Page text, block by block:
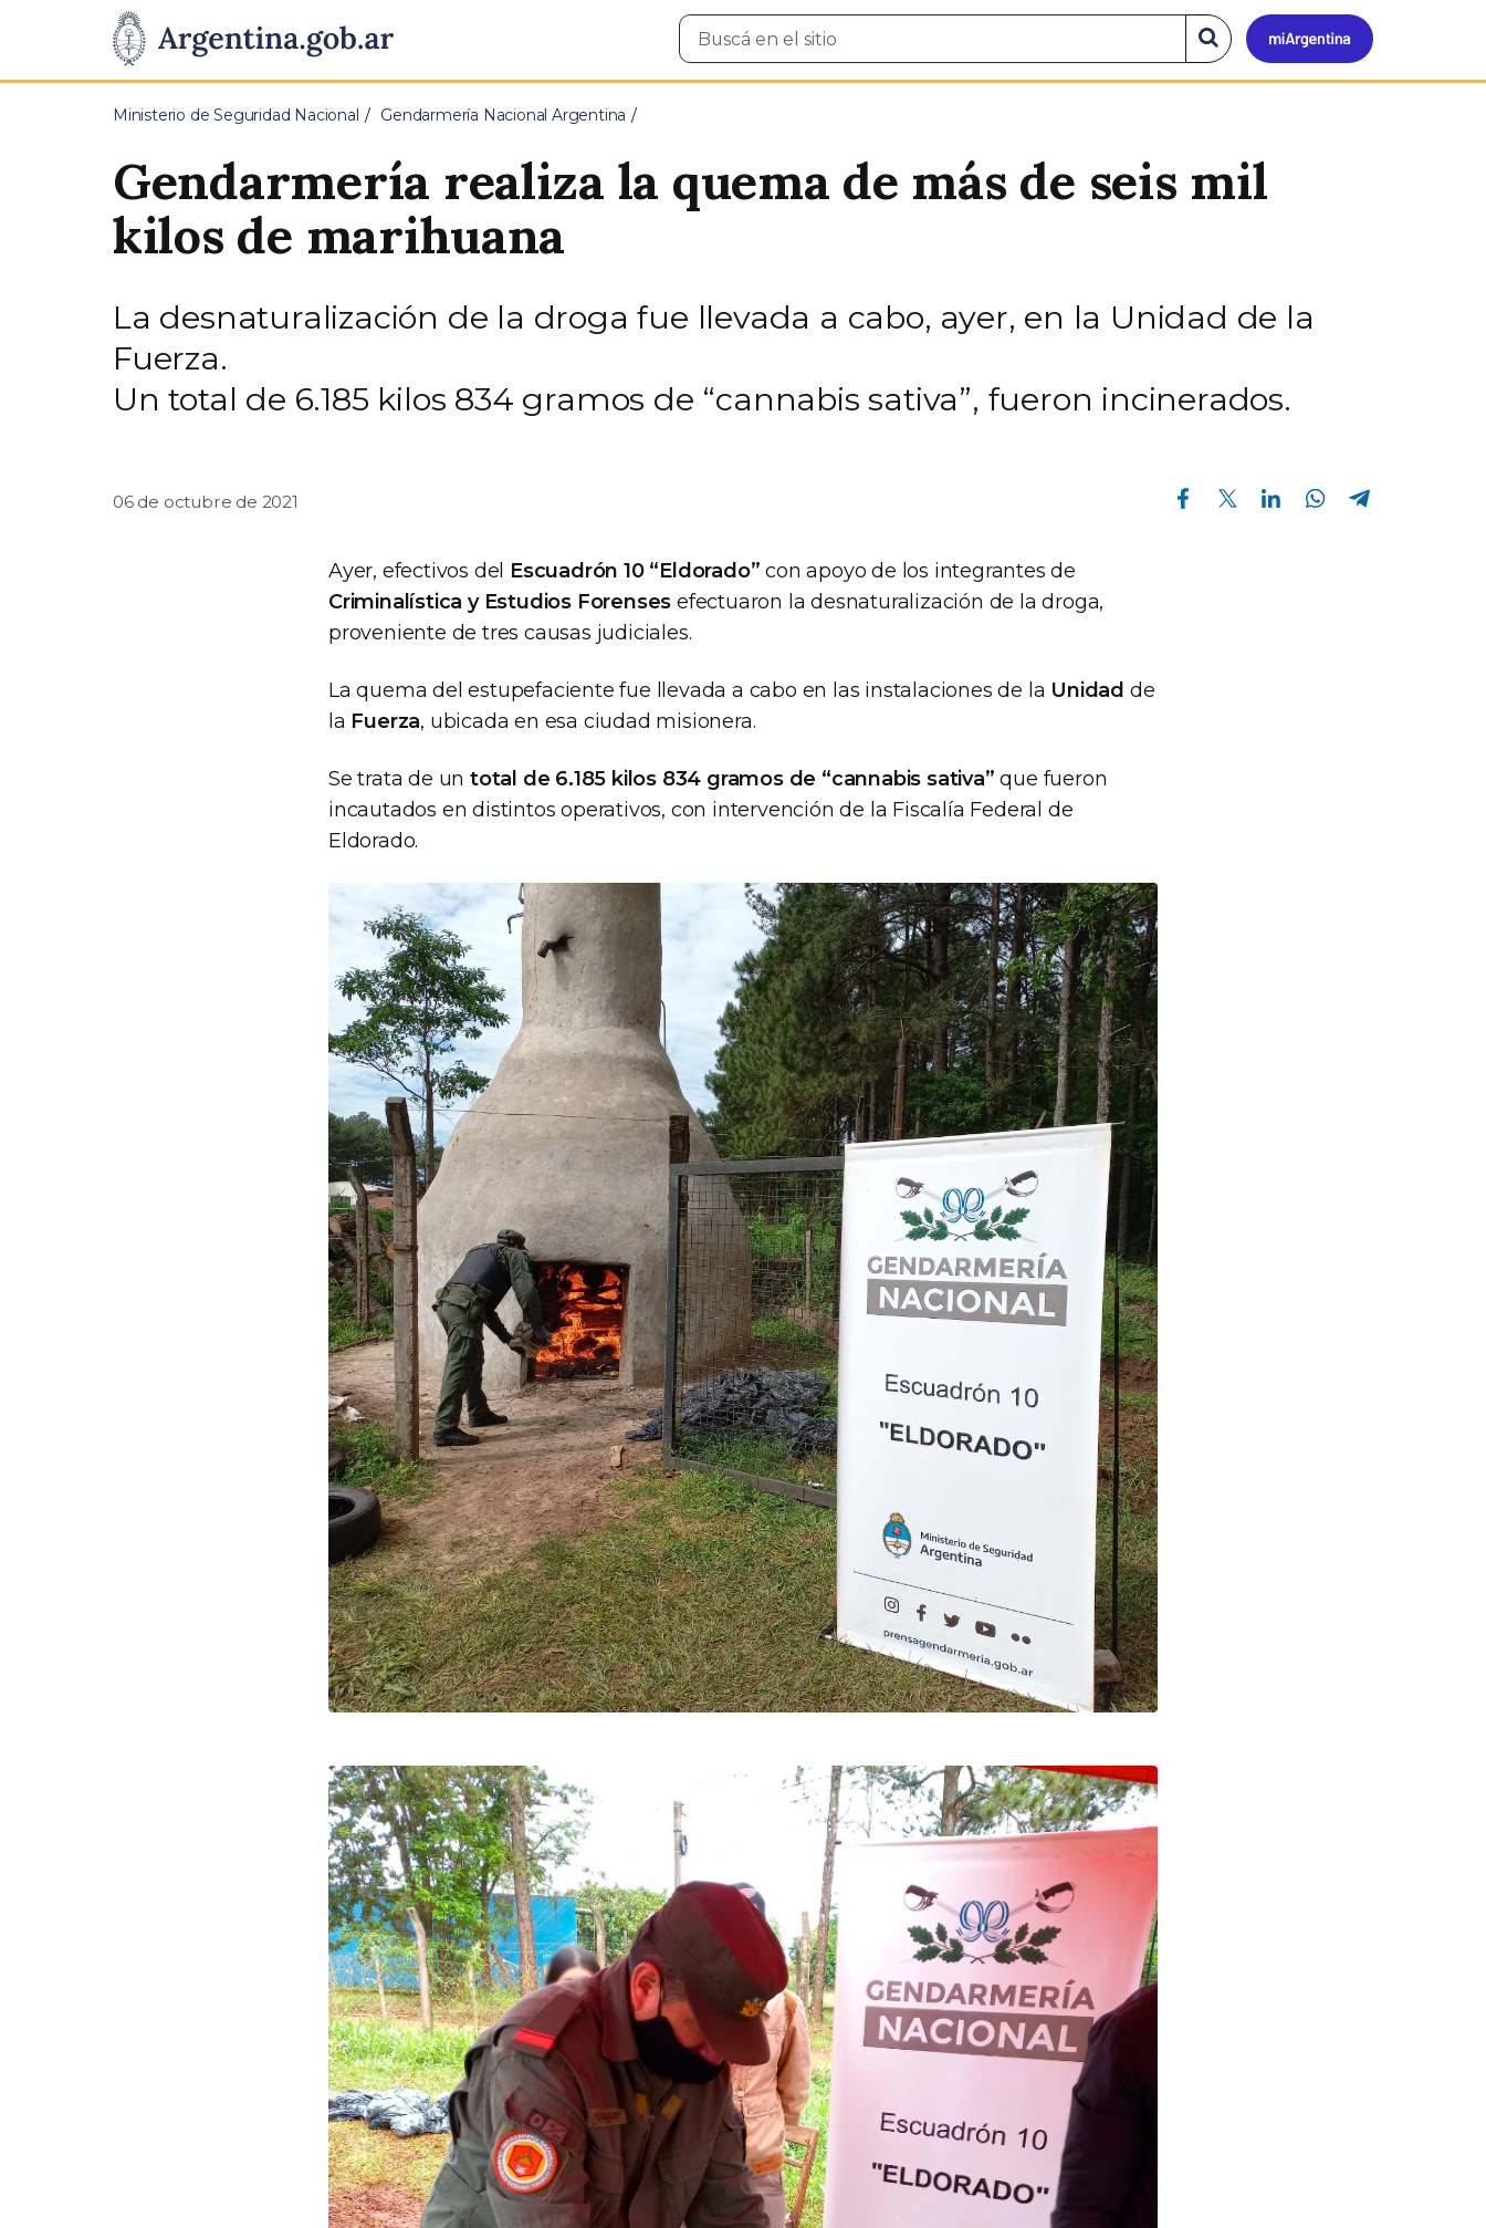
Presidencia
de
Pasar al contenido principal
Mi
Buscar
en
Buscar
en
el
Ministerio de Seguridad Nacional Gendarmería Nacional Argentina
Gendarmería realiza la quema de más de seis mil
kilos de marihuana
La desnaturalización de la droga fue llevada a cabo, ayer, en la Unidad de la
Fuerza.
Un total de 6.185 kilos 834 gramos de “cannabis sativa”, fueron incinerados.
06 de octubre de 2021
Compartir en Facebook Compartir en Twitter Compartir en Linkedin Compartir en Whatsapp
Ayer, efectivos del Escuadrón 10 “Eldorado” con apoyo de los integrantes de
Criminalística y Estudios Forenses efectuaron la desnaturalización de la droga,
proveniente de tres causas judiciales.
La quema del estupefaciente fue llevada a cabo en las instalaciones de la Unidad de
la Fuerza, ubicada en esa ciudad misionera.
Se trata de un total de 6.185 kilos 834 gramos de “cannabis sativa” que fueron
incautados en distintos operativos, con intervención de la Fiscalía Federal de
Eldorado.